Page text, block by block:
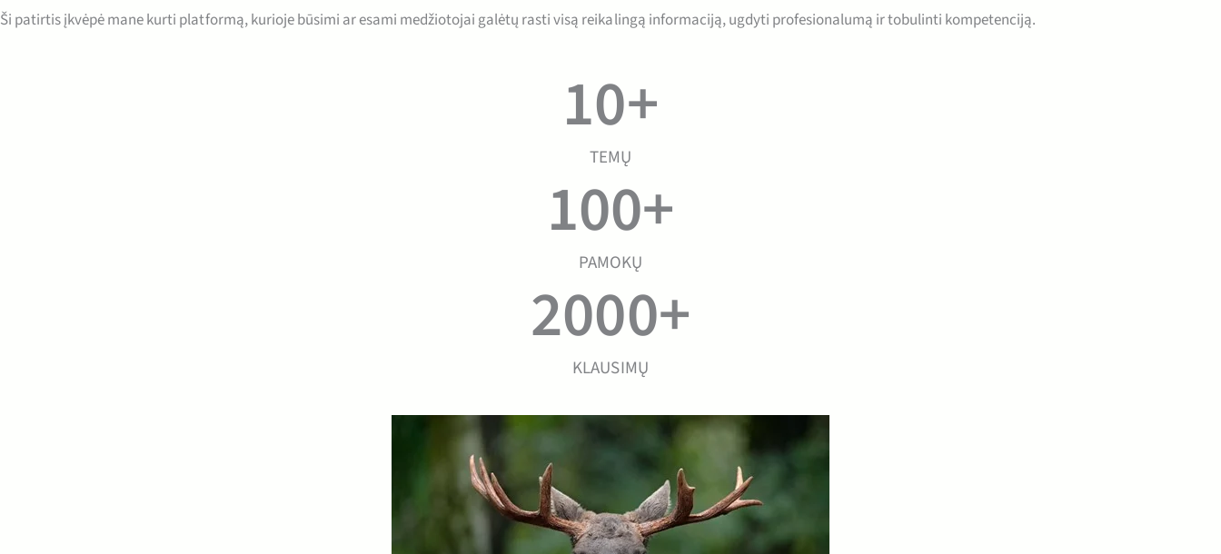
Ši patirtis įkvėpė mane kurti platformą, kurioje būsimi ar esami medžiotojai galėtų rasti visą reikalingą informaciją, ugdyti profesionalumą ir tobulinti kompetenciją.
TEMŲ
10+
PAMOKŲ
100+
KLAUSIMŲ
2000+